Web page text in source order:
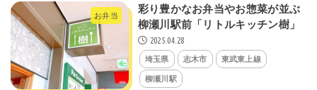
お弁当
彩り豊かなお弁当やお惣菜が並ぶ
柳瀬川駅前「リトルキッチン樹」
2025.04.28
埼玉県 志木市 東武東上線
柳瀬川駅